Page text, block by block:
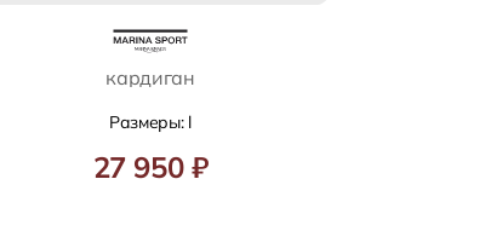
кардиган
Размеры: l
27 950 ₽